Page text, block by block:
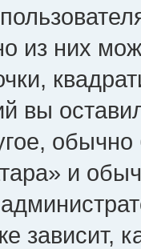
из них
вы
и
зависит,